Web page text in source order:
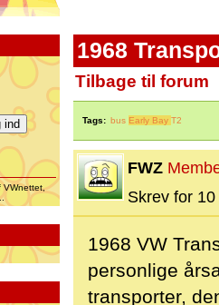
VWnettet,
1968
Tilbage til forum
Tags: bus Early Bay T2
FWZ
Skrev for
1968 VW
personlige
transporter,